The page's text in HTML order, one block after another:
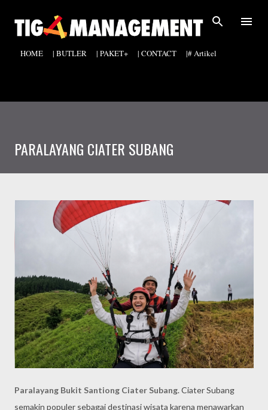
HOME | BUTLER | PAKET+ | CONTACT |# Artikel
PARALAYANG CIATER SUBANG
Paralayang Bukit Santiong Ciater Subang. Ciater Subang
semakin populer sebagai destinasi wisata karena menawarkan